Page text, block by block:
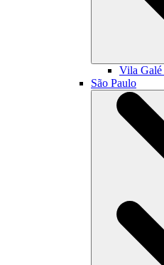
Vila Galé
São Paulo